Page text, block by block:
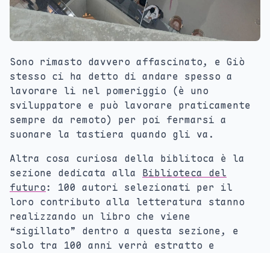
Sono rimasto davvero affascinato, e Giò
stesso ci ha detto di andare spesso a
lavorare lì nel pomeriggio (è uno
sviluppatore e può lavorare praticamente
sempre da remoto) per poi fermarsi a
suonare la tastiera quando gli va.
Altra cosa curiosa della biblitoca è la
sezione dedicata alla Biblioteca del
futuro: 100 autori selezionati per il
loro contributo alla letteratura stanno
realizzando un libro che viene
“sigillato” dentro a questa sezione, e
solo tra 100 anni verrà estratto e